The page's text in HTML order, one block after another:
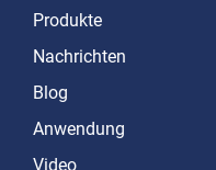
Produkte
Nachrichten
Blog
Anwendung
Video